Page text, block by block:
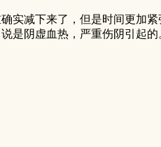
实减下来了，但是时间更加
是阴虚血热，严重伤阴引起